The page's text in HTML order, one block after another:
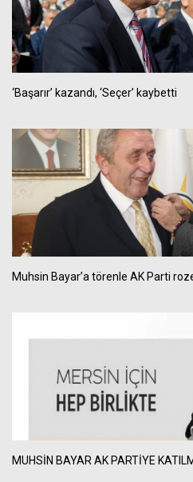
‘Başarır’ kazandı, ‘Seçer’ kaybetti
Muhsin Bayar’a törenle AK Parti
MUHSİN BAYAR AK PARTİYE